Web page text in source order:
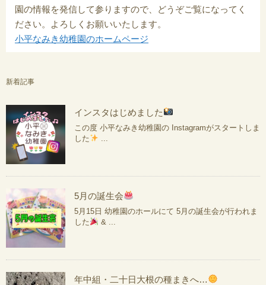
園の情報を発信して参りますので、どうぞご覧になってく
ださい。よろしくお願いいたします。
小平なみき幼稚園のホームページ
新着記事
インスタはじめました
この度 小平なみき幼稚園の Instagramがスタートしま
した
5月の誕生会
5月15日 幼稚園のホールにて 5月の誕生会が行われま
した
& ...
年中組・二十日大根の種まきへ…